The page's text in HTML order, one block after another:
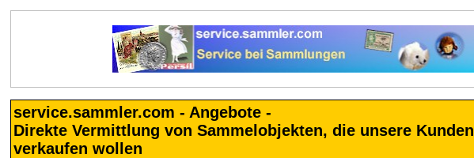
service.sammler.com - Angebote -
Direkte Vermittlung von Sammelobjekten, die unsere Kunden
verkaufen wollen